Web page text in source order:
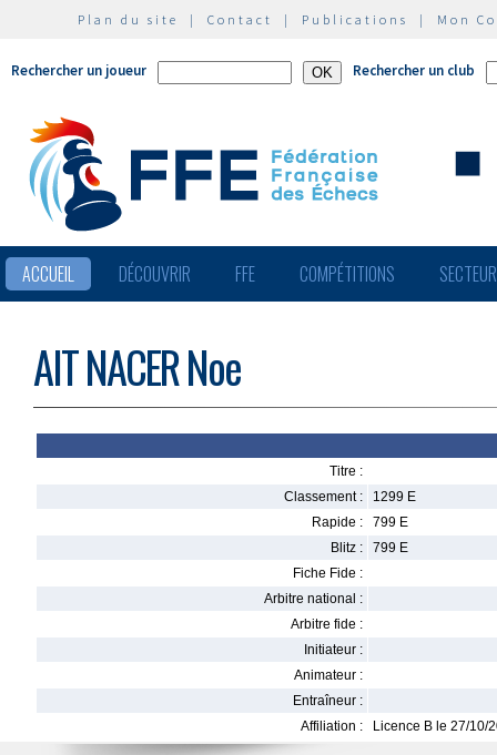
Plan du site | Contact | Publications | Mon
Rechercher un joueur Rechercher un club
ACCUEIL DÉCOUVRIR FFE COMPÉTITIONS
AIT NACER Noe
Titre :
Classement :
1299 E
Rapide :
799 E
Blitz :
799 E
Fiche Fide :
Arbitre national :
Arbitre fide :
Initiateur :
Animateur :
Entraîneur :
Affiliation :
Licence B le 27/10/